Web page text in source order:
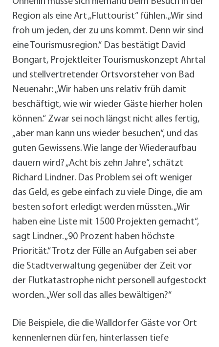
Region als eine Art „Fluttourist“ fühlen. „Wir sind
froh um jeden, der zu uns kommt. Denn wir sind
eine Tourismusregion.“ Das bestätigt David
Bongart, Projektleiter Tourismuskonzept Ahrtal
und stellvertretender Ortsvorsteher von Bad
Neuenahr: „Wir haben uns relativ früh damit
beschäftigt, wie wir wieder Gäste hierher holen
können.“ Zwar sei noch längst nicht alles fertig,
„aber man kann uns wieder besuchen“, und das
guten Gewissens. Wie lange der Wiederaufbau
dauern wird? „Acht bis zehn Jahre“, schätzt
Richard Lindner. Das Problem sei oft weniger
das Geld, es gebe einfach zu viele Dinge, die am
besten sofort erledigt werden müssten. „Wir
haben eine Liste mit 1500 Projekten gemacht“,
sagt Lindner. „90 Prozent haben höchste
Priorität.“ Trotz der Fülle an Aufgaben sei aber
die Stadtverwaltung gegenüber der Zeit vor
der Flutkatastrophe nicht personell aufgestockt
worden. „Wer soll das alles bewältigen?“
Die Beispiele, die die Walldorfer Gäste vor Ort
kennenlernen dürfen, hinterlassen tiefe